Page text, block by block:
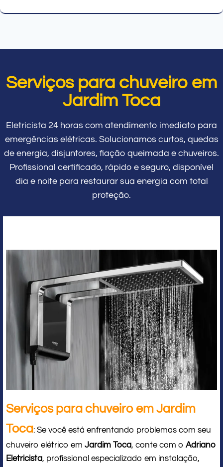
Serviços para chuveiro em
Jardim Toca
Eletricista 24 horas com atendimento imediato para
emergências elétricas. Solucionamos curtos, quedas
de energia, disjuntores, fiação queimada e chuveiros.
Profissional certificado, rápido e seguro, disponível
dia e noite para restaurar sua energia com total
proteção.
Serviços para chuveiro em Jardim
Toca: Se você está enfrentando problemas com seu
chuveiro elétrico em Jardim Toca, conte com o Adriano
Eletricista, profissional especializado em instalação,